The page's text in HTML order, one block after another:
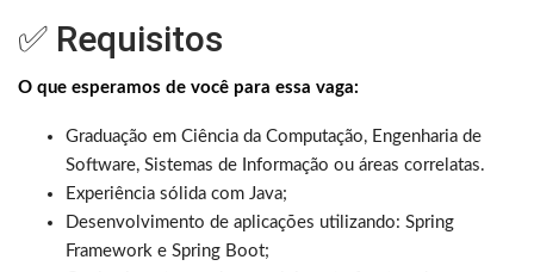
✅ Requisitos
O que esperamos de você para essa vaga:
Graduação em Ciência da Computação, Engenharia de
Software, Sistemas de Informação ou áreas correlatas.
Experiência sólida com Java;
Desenvolvimento de aplicações utilizando: Spring
Framework e Spring Boot;